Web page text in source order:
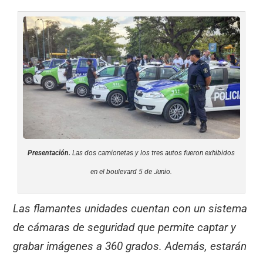
Presentación. Las dos camionetas y los tres autos fueron exhibidos
en el boulevard 5 de Junio.
Las flamantes unidades cuentan con un sistema
de cámaras de seguridad que permite captar y
grabar imágenes a 360 grados. Además, estarán